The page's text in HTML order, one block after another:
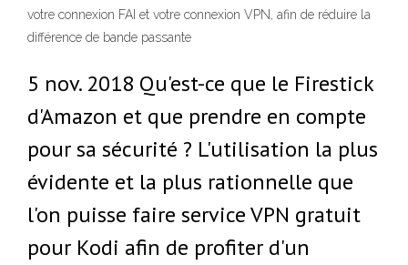
votre connexion FAI et votre connexion VPN, afin de réduire la
différence de bande passante
5 nov. 2018 Qu'est-ce que le Firestick
d'Amazon et que prendre en compte
pour sa sécurité ? L'utilisation la plus
évidente et la plus rationnelle que
l'on puisse faire service VPN gratuit
pour Kodi afin de profiter d'un